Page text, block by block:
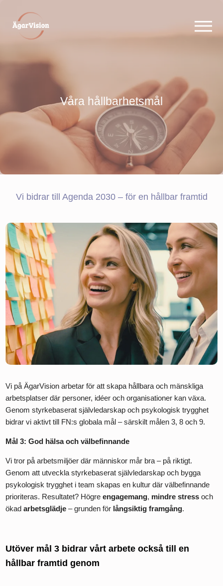
Våra hållbarhetsmål
Vi bidrar till Agenda 2030 – för en hållbar framtid
Vi på ÄgarVision arbetar för att skapa hållbara och mänskliga
arbetsplatser där personer, idéer och organisationer kan växa.
Genom styrkebaserat självledarskap och psykologisk trygghet
bidrar vi aktivt till FN:s globala mål – särskilt målen 3, 8 och 9.
Mål 3: God hälsa och välbefinnande
Vi tror på arbetsmiljöer där människor mår bra – på riktigt.
Genom att utveckla styrkebaserat självledarskap och bygga
psykologisk trygghet i team skapas en kultur där välbefinnande
prioriteras. Resultatet? Högreengagemang, mindre stress och
ökadarbetsglädje – grunden för långsiktig framgång.
Utöver mål 3 bidrar vårt arbete också till en
hållbar framtid genom